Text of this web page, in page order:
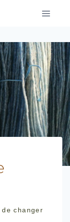
changer